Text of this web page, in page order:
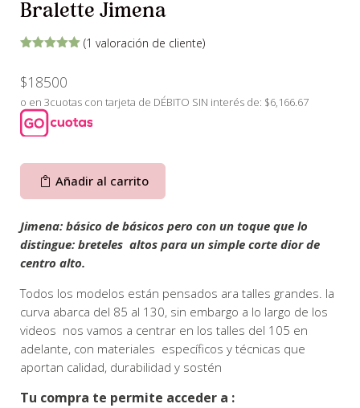
Bralette Jimena
5 en base
a
de un
cliente
(1 valoración de cliente)
$18500
o en 3cuotas con tarjeta de DÉBITO SIN interés de: $6,166.67
Añadir al carrito
Jimena: básico de básicos pero con un toque que lo
distingue: breteles altos para un simple corte dior de
centro alto.
Todos los modelos están pensados ara talles grandes. la
curva abarca del 85 al 130, sin embargo a lo largo de los
videos nos vamos a centrar en los talles del 105 en
adelante, con materiales específicos y técnicas que
aportan calidad, durabilidad y sostén
Tu compra te permite acceder a :